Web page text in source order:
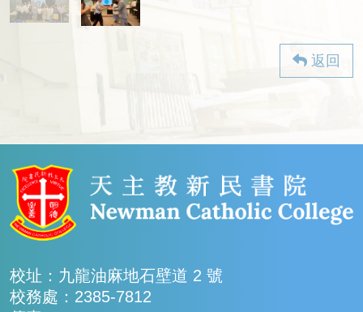
返回
校址：九龍油麻地石壁道 2 號
校務處：2385-7812